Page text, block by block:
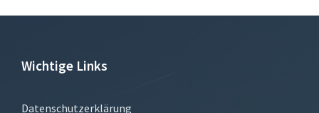
Wichtige Links
Datenschutzerklärung